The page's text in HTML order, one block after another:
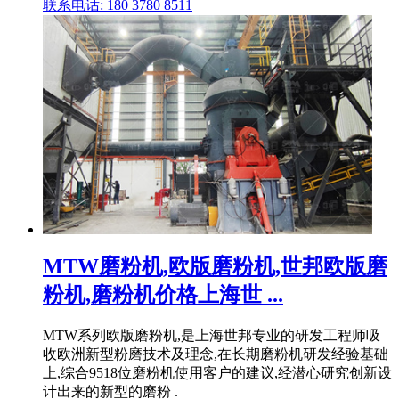
联系电话: 180 3780 8511
MTW磨粉机,欧版磨粉机,世邦欧版磨
粉机,磨粉机价格上海世 ...
MTW系列欧版磨粉机,是上海世邦专业的研发工程师吸
收欧洲新型粉磨技术及理念,在长期磨粉机研发经验基础
上,综合9518位磨粉机使用客户的建议,经潜心研究创新设
计出来的新型的磨粉 .